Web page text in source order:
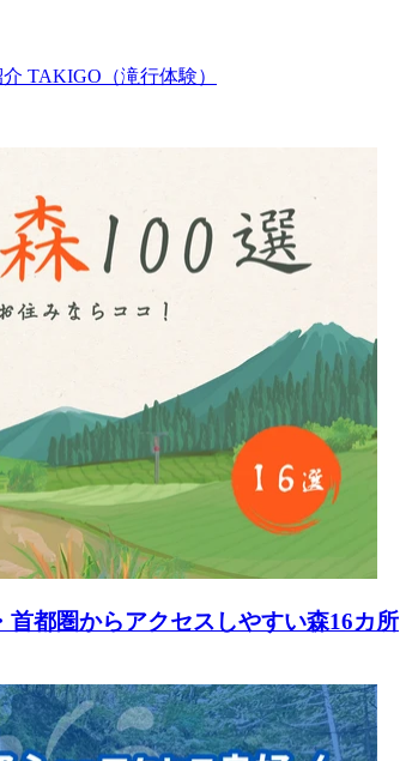
TAKIGO（滝行体験）
首都圏からアクセスしやすい森16カ所